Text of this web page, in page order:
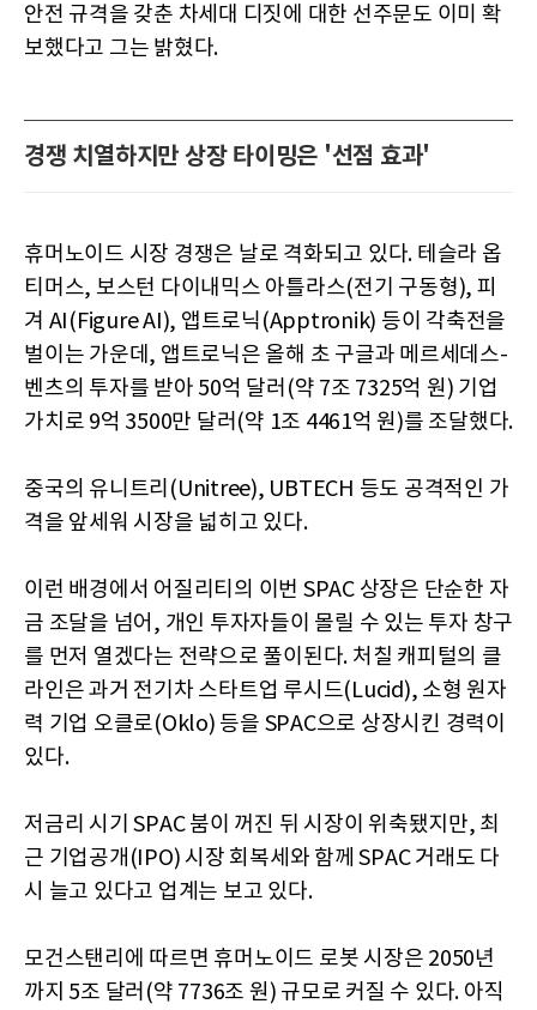
안전 규격을 갖춘 차세대 디짓에 대한 선주문도 이미 확
보했다고 그는 밝혔다.
경쟁 치열하지만 상장 타이밍은 '선점 효과'
휴머노이드 시장 경쟁은 날로 격화되고 있다. 테슬라 옵
티머스, 보스턴 다이내믹스 아틀라스(전기 구동형), 피
겨 AI(Figure AI), 앱트로닉(Apptronik) 등이 각축전을
벌이는 가운데, 앱트로닉은 올해 초 구글과 메르세데스-
벤츠의 투자를 받아 50억 달러(약 7조 7325억 원) 기업
가치로 9억 3500만 달러(약 1조 4461억 원)를 조달했다.
중국의 유니트리(Unitree), UBTECH 등도 공격적인 가
격을 앞세워 시장을 넓히고 있다.
이런 배경에서 어질리티의 이번 SPAC 상장은 단순한 자
금 조달을 넘어, 개인 투자자들이 몰릴 수 있는 투자 창구
를 먼저 열겠다는 전략으로 풀이된다. 처칠 캐피털의 클
라인은 과거 전기차 스타트업 루시드(Lucid), 소형 원자
력 기업 오클로(Oklo) 등을 SPAC으로 상장시킨 경력이
있다.
저금리 시기 SPAC 붐이 꺼진 뒤 시장이 위축됐지만, 최
근 기업공개(IPO) 시장 회복세와 함께 SPAC 거래도 다
시 늘고 있다고 업계는 보고 있다.
모건스탠리에 따르면 휴머노이드 로봇 시장은 2050년
까지 5조 달러(약 7736조 원) 규모로 커질 수 있다. 아직